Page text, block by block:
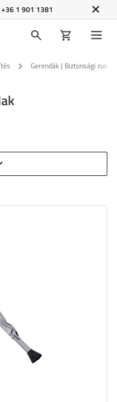
+36 1 901 1381
Gerendák | Biztonsági rudak